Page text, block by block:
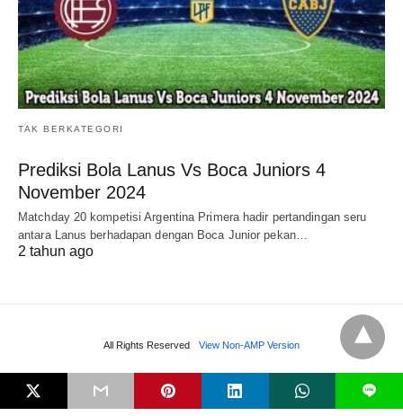
TAK BERKATEGORI
Prediksi Bola Lanus Vs Boca Juniors 4
November 2024
Matchday 20 kompetisi Argentina Primera hadir pertandingan seru
antara Lanus berhadapan dengan Boca Junior pekan…
2 tahun ago
All Rights Reserved View Non-AMP Version
L